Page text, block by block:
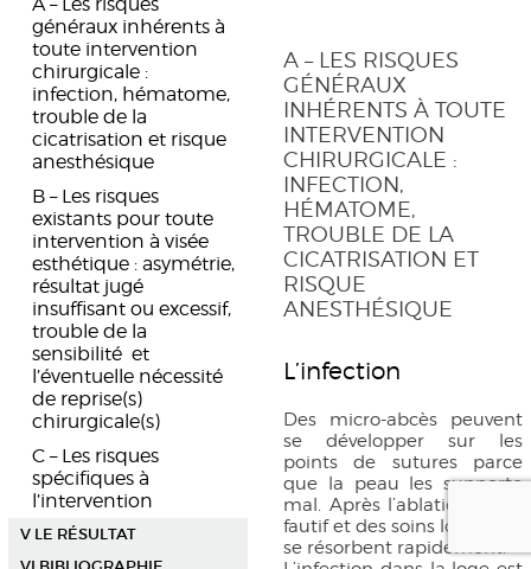
A – LES RISQUES
GÉNÉRAUX
INHÉRENTS À TOUTE
INTERVENTION
CHIRURGICALE :
INFECTION,
HÉMATOME,
TROUBLE DE LA
CICATRISATION ET
RISQUE
ANESTHÉSIQUE
L’infection
Des micro-abcès peuvent
se développer sur les
points de sutures parce
que la peau les supporte
mal. Après l’ablation du fil
fautif et des soins locaux, ils
se résorbent rapidement.
généraux inhérents à
toute intervention
chirurgicale :
infection, hématome,
trouble de la
cicatrisation et risque
anesthésique
B – Les risques
existants pour toute
intervention à visée
esthétique : asymétrie,
résultat jugé
insuffisant ou excessif,
trouble de la
sensibilité et
l’éventuelle nécessité
de reprise(s)
chirurgicale(s)
C – Les risques
spécifiques à
l’intervention
V LE RÉSULTAT